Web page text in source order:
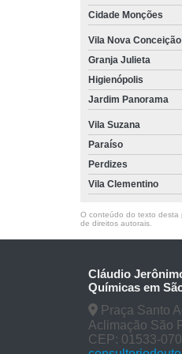
Cidade Monções
Vila Nova Conceição
Granja Julieta
Higienópolis
Jardim Panorama
Vila Suzana
Paraíso
Perdizes
Vila Clementino
O conteúdo do texto desta
de direitos autorais
Cláudio
Químicas em
Praça Santo
Aclimação São
CEP: 01533-070